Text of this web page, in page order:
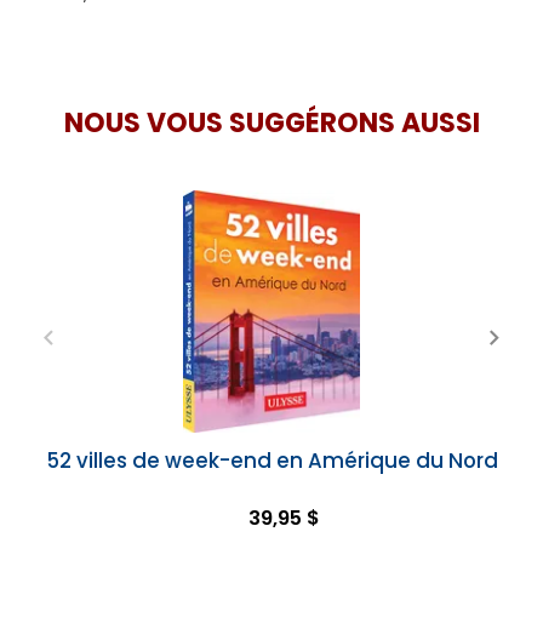
NOUS VOUS SUGGÉRONS AUSSI
52 villes de week-end en Amérique du Nord
39,95 $